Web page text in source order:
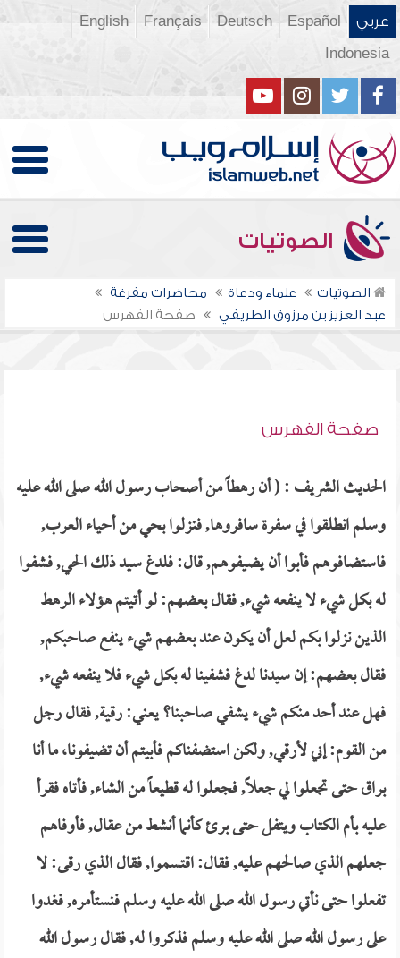
عربي Español
Deutsch
Français
English
Indonesia
الصوتيات
الصوتيات علماء ودعاة
محاضرات مفرغة
عبد العزيز بن مرزوق الطريفي
صفحة الفهرس
صفحة الفهرس
الحديث الشريف : ( أن رهطاً من أصحاب رسول الله صلى الله عليه
وسلم انطلقوا في سفرة سافروها, فنزلوا بحي من أحياء العرب,
فاستضافوهم فأبوا أن يضيفوهم, قال: فلدغ سيد ذلك الحي, فشفوا
له بكل شيء لا ينفعه شيء, فقال بعضهم: لو أتيتم هؤلاء الرهط
الذين نزلوا بكم لعل أن يكون عند بعضهم شيء ينفع صاحبكم,
فقال بعضهم: إن سيدنا لدغ فشفينا له بكل شيء فلا ينفعه شيء,
فهل عند أحد منكم شيء يشفي صاحبنا؟ يعني: رقية, فقال رجل
من القوم: إني لأرقي, ولكن استضفناكم فأبيتم أن تضيفونا، ما أنا
براق حتى تجعلوا لي جعلاً, فجعلوا له قطيعاً من الشاء, فأتاه فقرأ
عليه بأم الكتاب ويتفل حتى برئ كأنما أنشط من عقال, فأوفاهم
جعلهم الذي صالحهم عليه, فقال: اقتسموا, فقال الذي رقى: لا
تفعلوا حتى نأتي رسول الله صلى الله عليه وسلم فنستأمره, فغدوا
على رسول الله صلى الله عليه وسلم فذكروا له, فقال رسول الله